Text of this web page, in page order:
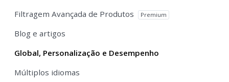
Filtragem Avançada de Produtos
Premium
Blog e artigos
Global, Personalização e Desempenho
Múltiplos idiomas